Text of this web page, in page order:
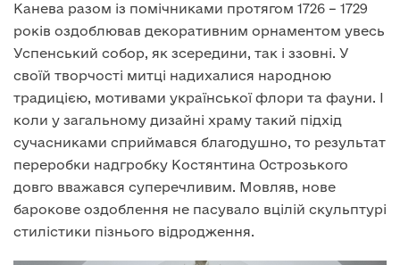
Канева разом із помічниками протягом 1726 – 1729
років оздоблював декоративним орнаментом увесь
Успенський собор, як зсередини, так і ззовні. У
своїй творчості митці надихалися народною
традицією, мотивами української флори та фауни. І
коли у загальному дизайні храму такий підхід
сучасниками сприймався благодушно, то результат
переробки надгробку Костянтина Острозького
довго вважався суперечливим. Мовляв, нове
барокове оздоблення не пасувало вцілій скульптурі
стилістики пізнього відродження.